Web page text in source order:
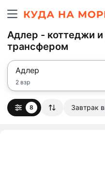
Адлер - коттеджи
трансфером
Адлер
2 взр
8 Завтрак